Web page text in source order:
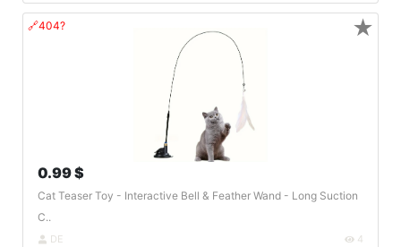
🔗404?
0.99 $
Cat Teaser Toy - Interactive Bell & Feather Wand - Long Suction
C..
DE 4
★